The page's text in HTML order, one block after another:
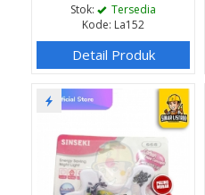
Stok:
Tersedia
Kode: La152
Detail Produk